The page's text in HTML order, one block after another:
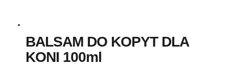
BALSAM DO KOPYT DLA
KONI 100ml